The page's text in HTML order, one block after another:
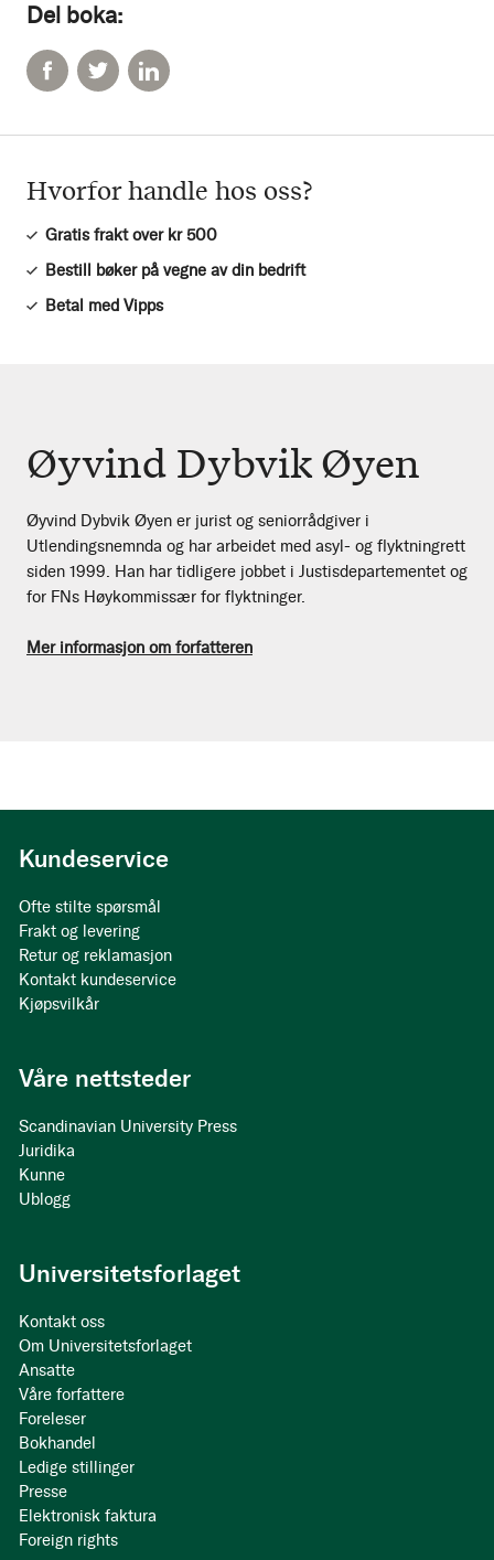
Del boka:
Hvorfor handle hos oss?
Gratis frakt over kr 500
Bestill bøker på vegne av din bedrift
Betal med Vipps
Øyvind Dybvik Øyen
Øyvind Dybvik Øyen er jurist og seniorrådgiver i
Utlendingsnemnda og har arbeidet med asyl- og flyktningrett
siden 1999. Han har tidligere jobbet i Justisdepartementet og
for FNs Høykommissær for flyktninger.
Mer informasjon om forfatteren
Kundeservice
Ofte stilte spørsmål
Frakt og levering
Retur og reklamasjon
Kontakt kundeservice
Kjøpsvilkår
Våre nettsteder
Scandinavian University Press
Juridika
Kunne
Ublogg
Universitetsforlaget
Kontakt oss
Om Universitetsforlaget
Ansatte
Våre forfattere
Foreleser
Bokhandel
Ledige stillinger
Presse
Elektronisk faktura
Foreign rights